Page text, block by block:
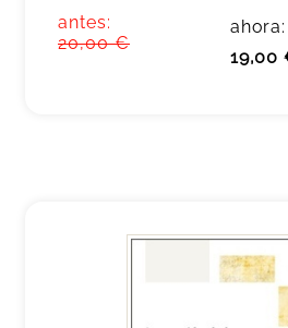
antes:
20,00 €
ahora:
19,00